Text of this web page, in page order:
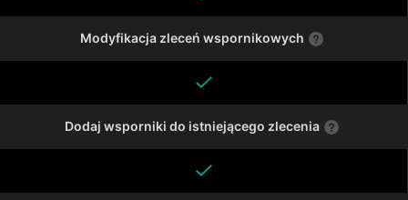
Modyfikacja zleceń wspornikowych
Dodaj wsporniki do istniejącego zlecenia